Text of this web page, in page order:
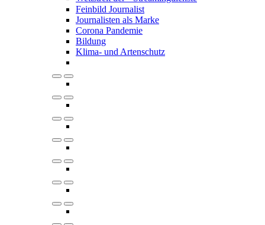
Feinbild Journalist
Journalisten als Marke
Corona Pandemie
Bildung
Klima- und Artenschutz